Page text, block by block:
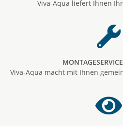
Viva-Aqua liefert Ihnen
Viva-Aqua macht mit Ihnen